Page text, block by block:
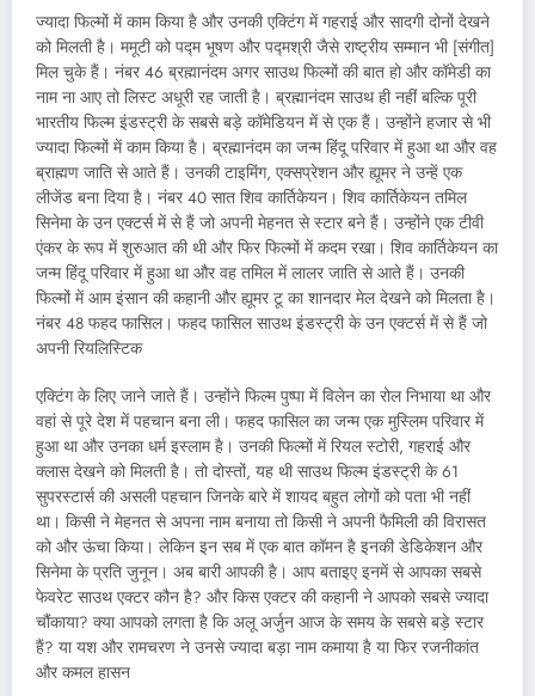
ज्यादा फिल्मों में काम किया है और उनकी एक्टिंग में गहराई और सादगी दोनों देखने
को मिलती है। ममूटी को पद्म भूषण और पद्मश्री जैसे राष्ट्रीय सम्मान भी [संगीत]
मिल चुके हैं। नंबर 46 ब्रह्मानंदम अगर साउथ फिल्मों की बात हो और कॉमेडी का
नाम ना आए तो लिस्ट अधूरी रह जाती है। ब्रह्मानंदम साउथ ही नहीं बल्कि पूरी
भारतीय फिल्म इंडस्ट्री के सबसे बड़े कॉमेडियन में से एक हैं। उन्होंने हजार से भी
ज्यादा फिल्मों में काम किया है। ब्रह्मानंदम का जन्म हिंदू परिवार में हुआ था और वह
ब्राह्मण जाति से आते हैं। उनकी टाइमिंग, एक्सप्रेशन और ह्यूमर ने उन्हें एक
लीजेंड बना दिया है। नंबर 40 सात शिव कार्तिकेयन। शिव कार्तिकेयन तमिल
सिनेमा के उन एक्टर्स में से हैं जो अपनी मेहनत से स्टार बने हैं। उन्होंने एक टीवी
एंकर के रूप में शुरुआत की थी और फिर फिल्मों में कदम रखा। शिव कार्तिकेयन का
जन्म हिंदू परिवार में हुआ था और वह तमिल में लालर जाति से आते हैं। उनकी
फिल्मों में आम इंसान की कहानी और ह्यूमर टू का शानदार मेल देखने को मिलता है।
नंबर 48 फहद फासिल। फहद फासिल साउथ इंडस्ट्री के उन एक्टर्स में से हैं जो
अपनी रियलिस्टिक
एक्टिंग के लिए जाने जाते हैं। उन्होंने फिल्म पुष्पा में विलेन का रोल निभाया था और
वहां से पूरे देश में पहचान बना ली। फहद फासिल का जन्म एक मुस्लिम परिवार में
हुआ था और उनका धर्म इस्लाम है। उनकी फिल्मों में रियल स्टोरी, गहराई और
क्लास देखने को मिलती है। तो दोस्तों, यह थी साउथ फिल्म इंडस्ट्री के 61
सुपरस्टार्स की असली पहचान जिनके बारे में शायद बहुत लोगों को पता भी नहीं
था। किसी ने मेहनत से अपना नाम बनाया तो किसी ने अपनी फैमिली की विरासत
को और ऊंचा किया। लेकिन इन सब में एक बात कॉमन है इनकी डेडिकेशन और
सिनेमा के प्रति जुनून। अब बारी आपकी है। आप बताइए इनमें से आपका सबसे
फेवरेट साउथ एक्टर कौन है? और किस एक्टर की कहानी ने आपको सबसे ज्यादा
चौंकाया? क्या आपको लगता है कि अलू अर्जुन आज के समय के सबसे बड़े स्टार
हैं? या यश और रामचरण ने उनसे ज्यादा बड़ा नाम कमाया है या फिर रजनीकांत
और कमल हासन